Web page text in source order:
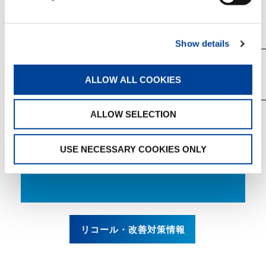
Show details
ALLOW ALL COOKIES
ALLOW SELECTION
USE NECESSARY COOKIES ONLY
リコール対象車の車台番号の範囲には、対象となら
ない車両も含まれている場合があります。
リコール・改善対策情報